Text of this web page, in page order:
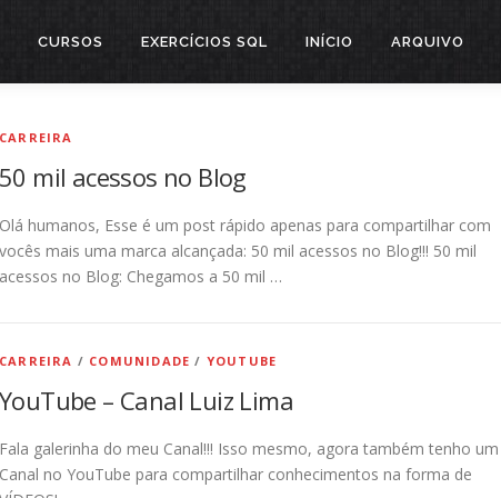
CURSOS EXERCÍCIOS SQL INÍCIO ARQUIVO
CARREIRA
50 mil acessos no Blog
Olá humanos, Esse é um post rápido apenas para compartilhar com
vocês mais uma marca alcançada: 50 mil acessos no Blog!!! 50 mil
acessos no Blog: Chegamos a 50 mil …
CARREIRA / COMUNIDADE / YOUTUBE
YouTube – Canal Luiz Lima
Fala galerinha do meu Canal!!! Isso mesmo, agora também tenho um
Canal no YouTube para compartilhar conhecimentos na forma de